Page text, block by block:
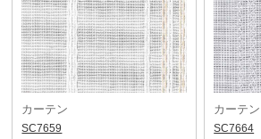
カーテン
SC7659
カーテン
SC7664